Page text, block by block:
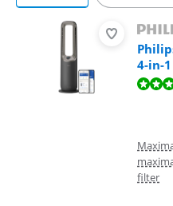
4-in-
Beoordeling is 8,6 van de 10,
filter